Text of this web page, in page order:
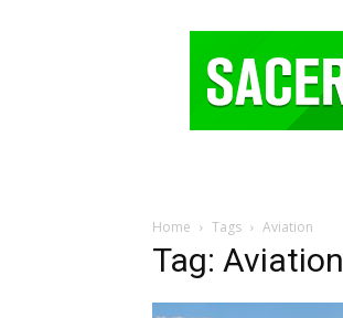
Home Tags Aviation
Tag: Aviation